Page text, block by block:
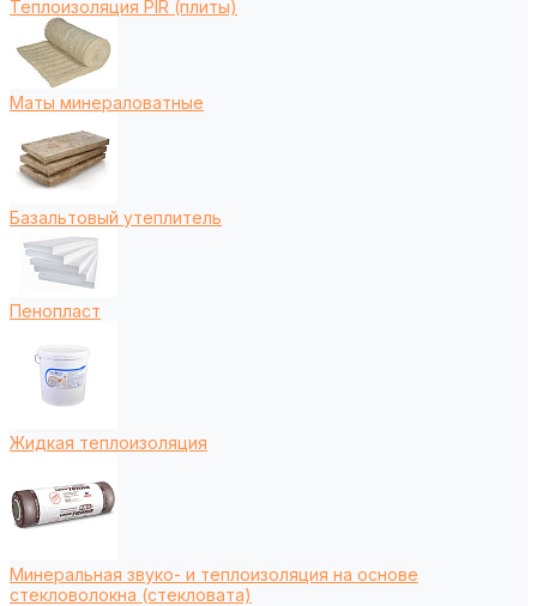
Теплоизоляция PIR (плиты)
Маты минераловатные
Базальтовый утеплитель
Пенопласт
Жидкая теплоизоляция
Минеральная звуко- и теплоизоляция на основе
стекловолокна (стекловата)